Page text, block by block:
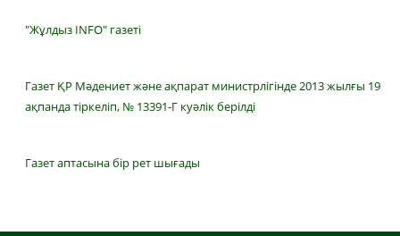
"Жұлдыз INFO" газеті
Газет ҚР Мәдениет және ақпарат министрлігінде 2013 жылғы 19
ақпанда тіркеліп, № 13391-Г куәлік берілді
Газет аптасына бір рет шығады